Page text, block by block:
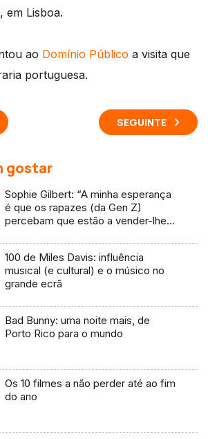
em Lisboa.
ao Domínio Público a visita que
portuguesa.
SEGUINTE
gostar
Sophie Gilbert: “A minha esperança
é que os rapazes (da Gen Z)
percebam que estão a vender-lhes
100 de Miles Davis: influência
musical (e cultural) e o músico no
grande ecrã
Bad Bunny: uma noite mais, de
Porto Rico para o mundo
Os 10 filmes a não perder até ao fim
do ano